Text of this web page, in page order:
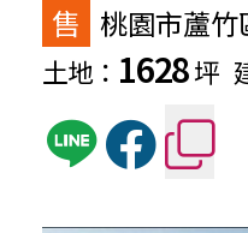
售 桃園市蘆竹
土地： 1628坪